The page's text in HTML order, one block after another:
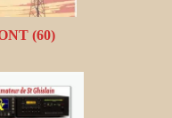
(60)